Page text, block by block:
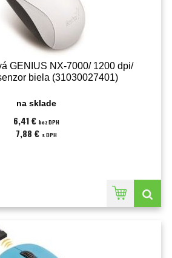
GENIUS NX-7000/ 1200 dpi/
biela (31030027401)
na sklade
6,41 € bez DPH
7,88 € s DPH